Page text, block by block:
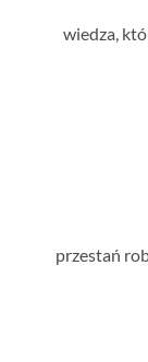
wiedza,
przestań